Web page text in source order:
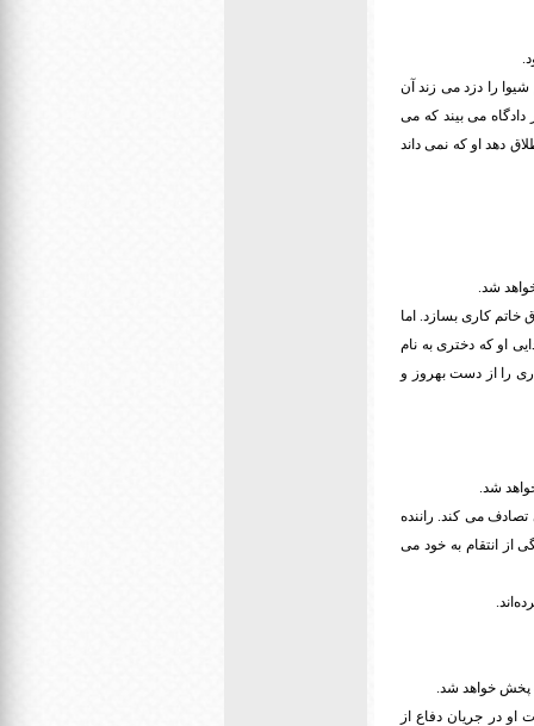
را دزد می زند آن
می بیند که می
دهد او که نمی داند
کاری بسازد. اما
او که دختری به نام
را از دست بهروز و
می کند. راننده
از انتقام به خود می
در جریان دفاع از